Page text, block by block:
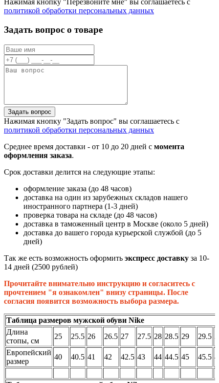
Нажимая кнопку "Перезвоните мне" вы соглашаетесь с
политикой обработки персональных данных
Задать вопрос о товаре
Задать вопрос
Нажимая кнопку "Задать вопрос" вы соглашаетесь с
политикой обработки персональных данных
Среднее время доставки - от 10 до 20 дней с момента
оформления заказа.
Срок доставки делится на следующие этапы:
оформление заказа (до 48 часов)
доставка на один из зарубежных складов нашего
иностранного партнера (1-3 дней)
проверка товара на складе (до 48 часов)
доставка в таможенный центр в Москве (около 5 дней)
доставка до вашего города курьерской службой (до 5
дней)
Так же есть возможность оформить экспресс доставку за 10-
14 дней (2500 рублей)
Прочитайте внимательно инструкцию и согласитесь с
прочтением "я ознакомлен" внизу страницы. После
согласия появится возможность выбора размера.
Таблица размеров мужской обуви Nike
Длина
стопы, см
25 25.5 26 26.5 27 27.5 28 28.5 29 29.5
Европейский
размер
40 40.5 41 42 42.5 43 44 44.5 45 45.5